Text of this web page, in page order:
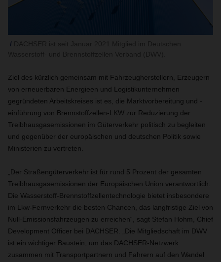
Ziel des kürzlich gemeinsam mit Fahrzeugherstellern, Erzeugern
von erneuerbaren Energieen und Logistikunternehmen
gegründeten Arbeitskreises ist es, die Marktvorbereitung und -
einführung von Brennstoffzellen-LKW zur Reduzierung der
Treibhausgasemissionen im Güterverkehr politisch zu begleiten
und gegenüber der europäischen und deutschen Politik sowie
Ministerien zu vertreten.
„Der Straßengüterverkehr ist für rund 5 Prozent der gesamten
Treibhausgasemissionen der Europäischen Union verantwortlich.
Die Wasserstoff-Brennstoffzellentechnologie bietet insbesondere
im Lkw-Fernverkehr die besten Chancen, das langfristige Ziel von
Null-Emissionsfahrzeugen zu erreichen“, sagt Stefan Hohm, Chief
Development Officer bei DACHSER. „Die Mitgliedschaft im DWV
ist ein wichtiger Baustein, um das DACHSER-Netzwerk
zusammen mit Transportpartnern und Fahrern auf den Wandel